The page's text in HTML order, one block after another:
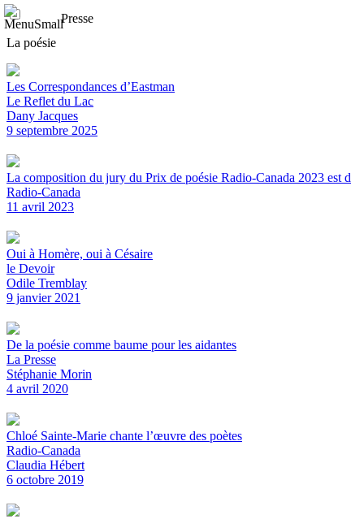
La poésie
Les Correspondances d’Eastman
Le Reflet du Lac
Dany Jacques
9 septembre 2025
La composition du jury du Prix de poésie Radio-Canada 2023 est d
Radio-Canada
11 avril 2023
Oui à Homère, oui à Césaire
le Devoir
Odile Tremblay
9 janvier 2021
De la poésie comme baume pour les aidantes
La Presse
Stéphanie Morin
4 avril 2020
Chloé Sainte-Marie chante l’œuvre des poètes
Radio-Canada
Claudia Hébert
6 octobre 2019
Presse